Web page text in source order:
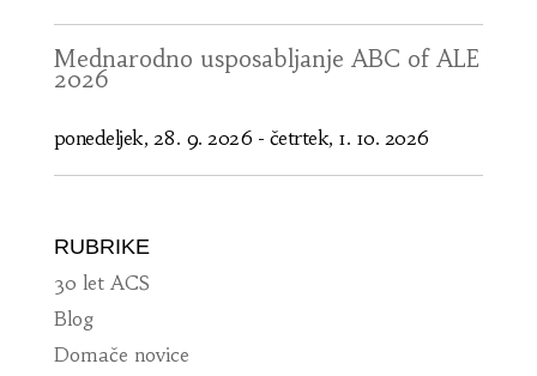
Mednarodno usposabljanje ABC of ALE
2026
ponedeljek, 28. 9. 2026 - četrtek, 1. 10. 2026
RUBRIKE
30 let ACS
Blog
Domače novice